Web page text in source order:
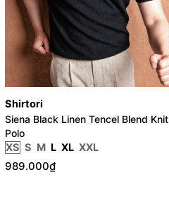
Shirtori
Siena Black Linen Tencel Blend Knit
Polo
XS S M L XL XXL
989.000₫